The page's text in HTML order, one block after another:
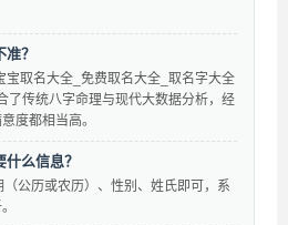
？
宝取名大全_免费取名大全_取名字大全
了传统八字命理与现代大数据分析，经
度都相当高。
么信息？
公历或农历）、性别、姓氏即可，系